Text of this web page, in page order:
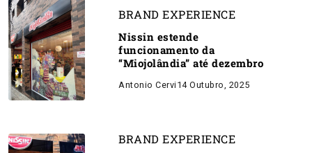
BRAND EXPERIENCE
Nissin estende
funcionamento da
“Miojolândia” até dezembro
Antonio Cervi 14 Outubro, 2025
BRAND EXPERIENCE